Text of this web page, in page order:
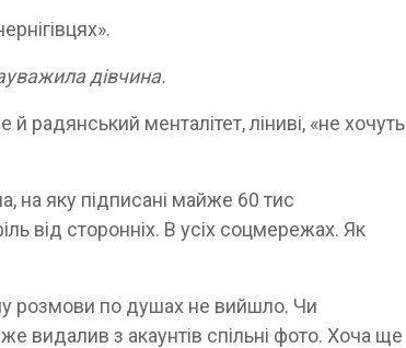
дівчина.
радянський менталітет, ліниві, «не хочуть
на яку підписані майже 60 тис
від сторонніх. В усіх соцмережах. Як
розмови по душах не вийшло. Чи
видалив з акаунтів спільні фото. Хоча ще